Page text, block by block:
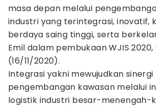
masa depan melalui
industri yang terintegrasi, inovatif,
berdaya saing tinggi, serta
Emil dalam pembukaan WJIS 2020,
(16/11/2020).
Integrasi yakni mewujudkan sinergi
pengembangan kawasan melalui
logistik industri besar-menengah-